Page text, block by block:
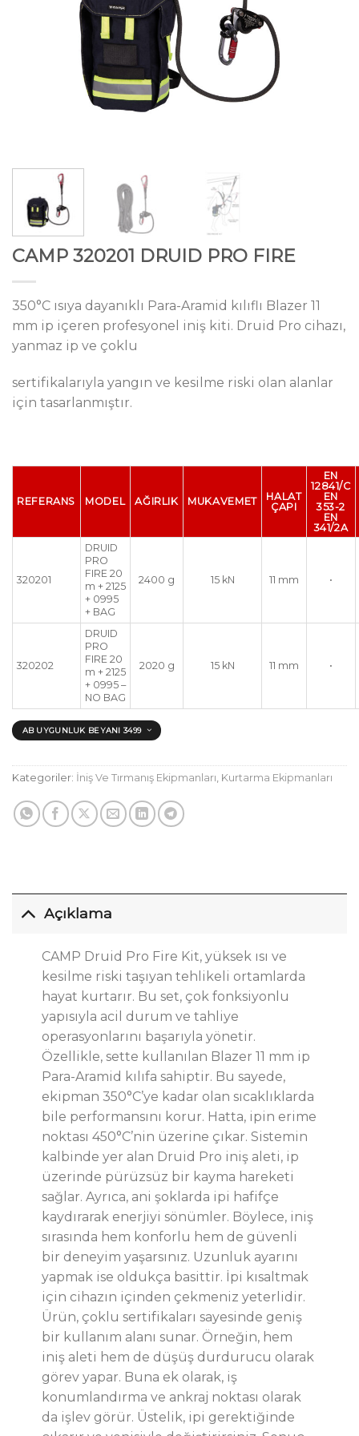
CAMP 320201 DRUID PRO FIRE
350°C ısıya dayanıklı Para-Aramid kılıflı Blazer 11
mm ip içeren profesyonel iniş kiti. Druid Pro cihazı,
yanmaz ip ve çoklu
sertifikalarıyla yangın ve kesilme riski olan alanlar
için tasarlanmıştır.
REFERANS MODEL AĞIRLIK MUKAVEMET
HALAT
ÇAPI
EN
12841/C
EN
353-2
EN
341/2A
320201
DRUID
PRO
FIRE 20
m + 2125
+ 0995
+ BAG
2400 g 15 kN 11 mm •
320202
DRUID
PRO
FIRE 20
m + 2125
+ 0995 –
NO BAG
2020 g 15 kN 11 mm •
AB UYGUNLUK BEYANI 3499
Kategoriler: İniş Ve Tırmanış Ekipmanları Kurtarma Ekipmanları
Açıklama
CAMP Druid Pro Fire Kit, yüksek ısı ve
kesilme riski taşıyan tehlikeli ortamlarda
hayat kurtarır. Bu set, çok fonksiyonlu
yapısıyla acil durum ve tahliye
operasyonlarını başarıyla yönetir.
Özellikle, sette kullanılan Blazer 11 mm ip
Para-Aramid kılıfa sahiptir. Bu sayede,
ekipman 350°C’ye kadar olan sıcaklıklarda
bile performansını korur. Hatta, ipin erime
noktası 450°C’nin üzerine çıkar. Sistemin
kalbinde yer alan Druid Pro iniş aleti, ip
üzerinde pürüzsüz bir kayma hareketi
sağlar. Ayrıca, ani şoklarda ipi hafifçe
kaydırarak enerjiyi sönümler. Böylece, iniş
sırasında hem konforlu hem de güvenli
bir deneyim yaşarsınız. Uzunluk ayarını
yapmak ise oldukça basittir. İpi kısaltmak
için cihazın içinden çekmeniz yeterlidir.
Ürün, çoklu sertifikaları sayesinde geniş
bir kullanım alanı sunar. Örneğin, hem
iniş aleti hem de düşüş durdurucu olarak
görev yapar. Buna ek olarak, iş
konumlandırma ve ankraj noktası olarak
da işlev görür. Üstelik, ipi gerektiğinde